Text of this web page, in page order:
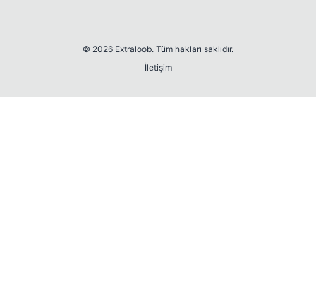
© 2026 Extraloob. Tüm hakları saklıdır.
İletişim